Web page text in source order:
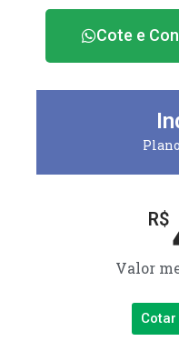
Cote e
R$
Valor